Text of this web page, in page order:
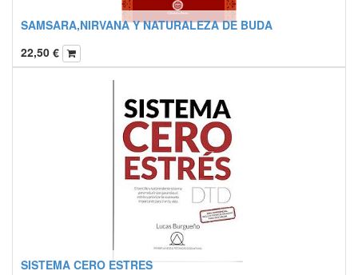
SAMSARA,NIRVANA Y NATURALEZA DE BUDA
22,50 €
SISTEMA CERO ESTRES